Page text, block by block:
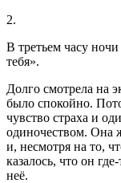
2.
В третьем часу
тебя».
Долго смотрела на
было спокойно.
чувство страха и
одиночеством. Она
и, несмотря на то,
казалось, что он
неё.